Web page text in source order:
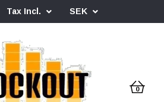
Tax Incl. SEK
0